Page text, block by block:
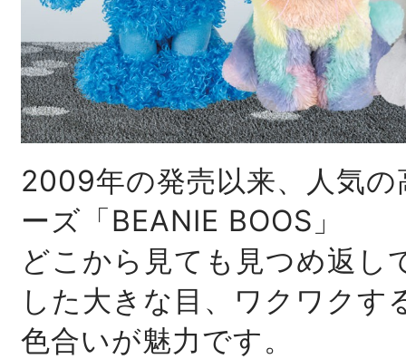
2009年の発売以来、人気
ーズ「BEANIE BOOS」
どこから見ても見つめ返し
した大きな目、ワクワクす
色合いが魅力です。